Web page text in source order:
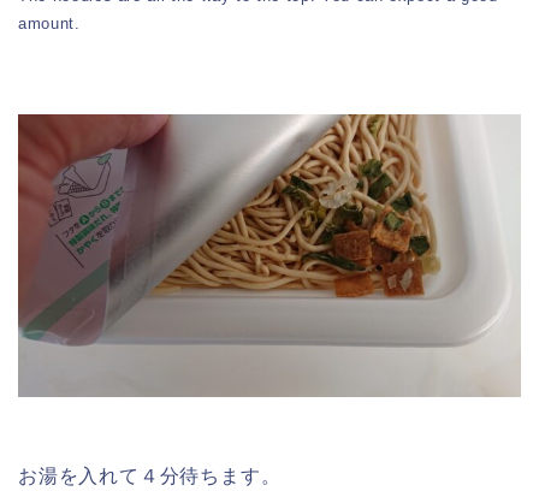
amount.
お湯を入れて４分待ちます。